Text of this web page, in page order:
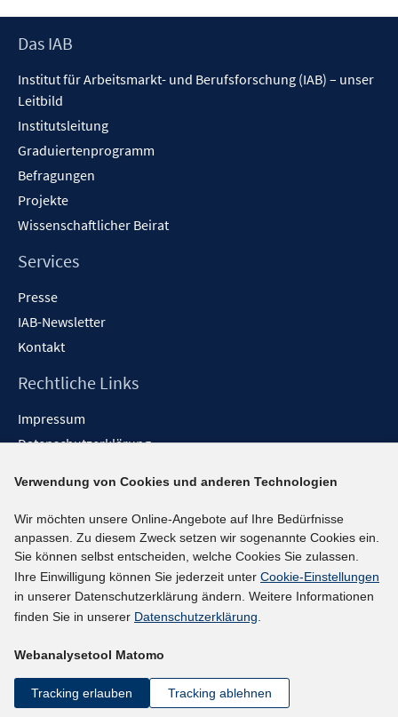
Footer
Das IAB
Institut für Arbeitsmarkt- und Berufsforschung (IAB) – unser
Leitbild
Institutsleitung
Graduiertenprogramm
Befragungen
Projekte
Wissenschaftlicher Beirat
Services
Presse
IAB-Newsletter
Kontakt
Rechtliche Links
Impressum
Datenschutzerklärung
Barrieren melden
Social-Media-Kanäle
BlueSky
YouTube
LinkedIn
kununu
Netiquette
Verwendung von Cookies und anderen Technologien
Wir möchten unsere Online-Angebote auf Ihre Bedürfnisse
anpassen. Zu diesem Zweck setzen wir sogenannte Cookies ein.
Sie können selbst entscheiden, welche Cookies Sie zulassen.
Ihre Einwilligung können Sie jederzeit unter Cookie-Einstellungen
in unserer Datenschutzerklärung ändern. Weitere Informationen
finden Sie in unserer Datenschutzerklärung.
Webanalysetool Matomo
Tracking erlauben Tracking ablehnen